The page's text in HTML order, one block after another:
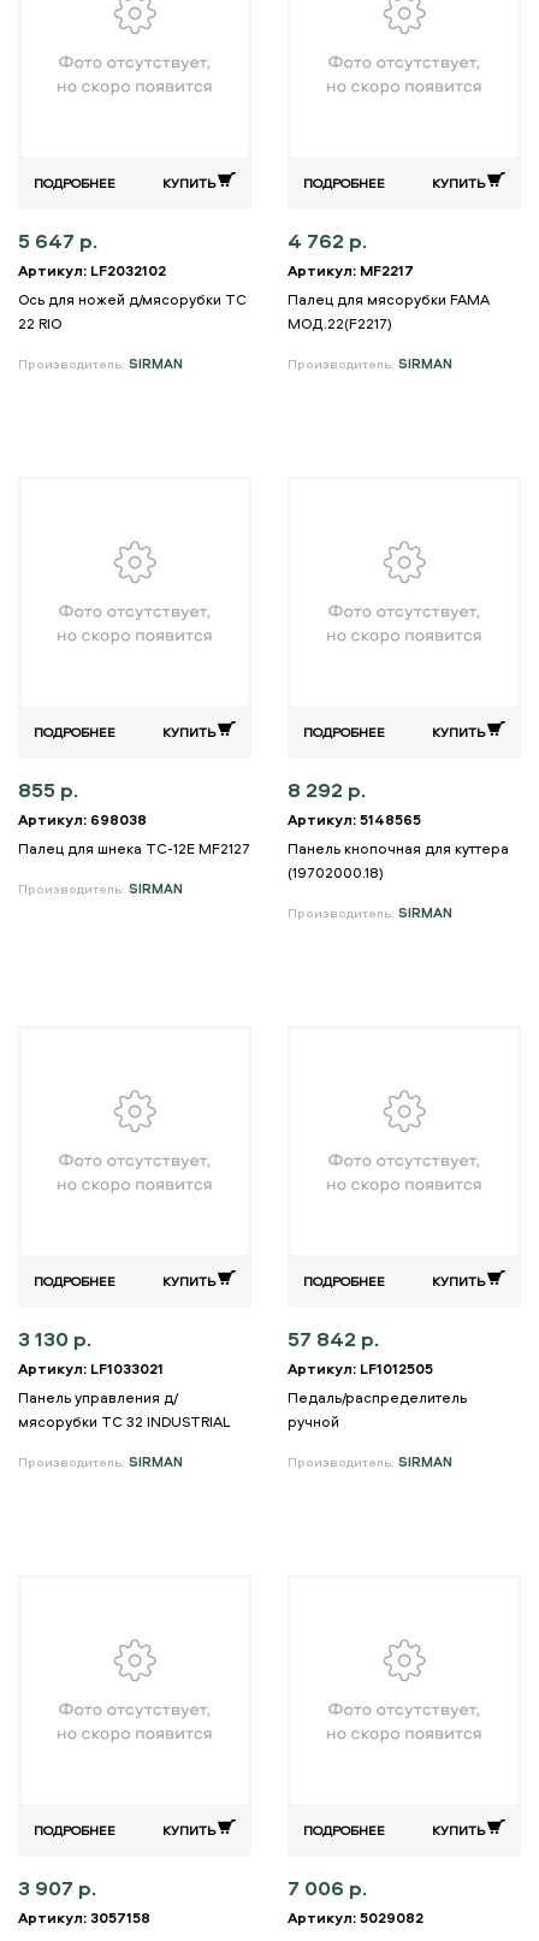
ПОДРОБНЕЕ КУПИТЬ
5 647 р.
Артикул: LF2032102
Ось для ножей д/мясорубки TC
22 RIO
Производитель: SIRMAN
ПОДРОБНЕЕ КУПИТЬ
4 762 р.
Артикул: MF2217
Палец для мясорубки FAMA
МОД.22(F2217)
Производитель: SIRMAN
ПОДРОБНЕЕ КУПИТЬ
855 р.
Артикул: 698038
Палец для шнека TC-12E MF2127
Производитель: SIRMAN
ПОДРОБНЕЕ КУПИТЬ
8 292 р.
Артикул: 5148565
Панель кнопочная для куттера
(19702000.18)
Производитель: SIRMAN
ПОДРОБНЕЕ КУПИТЬ
3 130 р.
Артикул: LF1033021
Панель управления д/
мясорубки TC 32 INDUSTRIAL
Производитель: SIRMAN
ПОДРОБНЕЕ КУПИТЬ
57 842 р.
Артикул: LF1012505
Педаль/распределитель
ручной
Производитель: SIRMAN
ПОДРОБНЕЕ КУПИТЬ
3 907 р.
Артикул: 3057158
ПОДРОБНЕЕ КУПИТЬ
7 006 р.
Артикул: 5029082